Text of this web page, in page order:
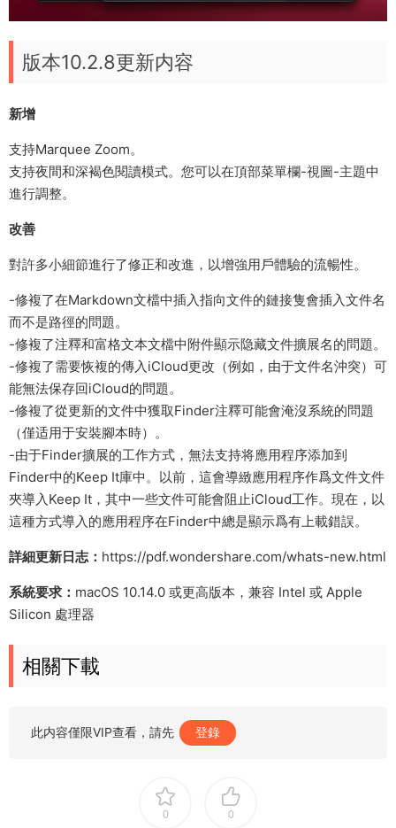
版本10.2.8更新内容
新增
支持Marquee Zoom。
支持夜間和深褐色閱讀模式。您可以在頂部菜單欄-視圖-主題中
進行調整。
改善
對許多小細節進行了修正和改進，以增強用戶體驗的流暢性。
-修複了在Markdown文檔中插入指向文件的鏈接隻會插入文件名
而不是路徑的問題。
-修複了注釋和富格文本文檔中附件顯示隐藏文件擴展名的問題。
-修複了需要恢複的傳入iCloud更改（例如，由于文件名沖突）可
能無法保存回iCloud的問題。
-修複了從更新的文件中獲取Finder注釋可能會淹沒系統的問題
（僅适用于安裝腳本時）。
-由于Finder擴展的工作方式，無法支持将應用程序添加到
Finder中的Keep It庫中。以前，這會導緻應用程序作爲文件文件
夾導入Keep It，其中一些文件可能會阻止iCloud工作。現在，以
這種方式導入的應用程序在Finder中總是顯示爲有上載錯誤。
詳細更新日志： https://pdf.wondershare.com/whats-new.html
系統要求： macOS 10.14.0 或更高版本，兼容 Intel 或 Apple
Silicon 處理器
相關下載
此内容僅限VIP查看，請先 登錄
0 0